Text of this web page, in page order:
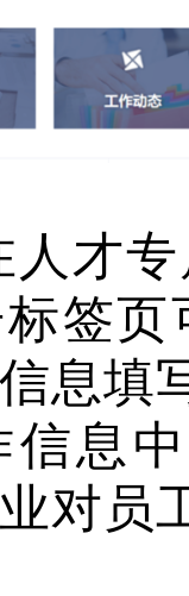
人才
签
息填
信息
对员